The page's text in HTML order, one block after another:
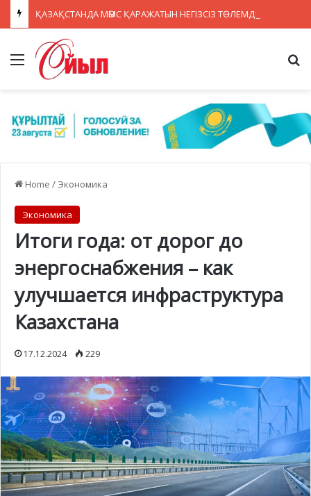
Menu
Home / Экономика
Экономика
Итоги года: от дорог до
энергоснабжения – как
улучшается инфраструктура
Казахстана
17.12.2024 229